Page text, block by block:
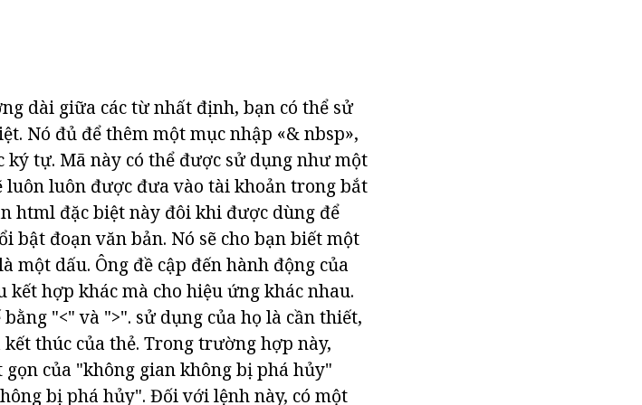
dài giữa các từ nhất định, bạn có thể sử
Nó đủ để thêm một mục nhập «& nbsp»,
ký tự. Mã này có thể được sử dụng như một
luôn luôn được đưa vào tài khoản trong bắt
html đặc biệt này đôi khi được dùng để
bật đoạn văn bản. Nó sẽ cho bạn biết một
một dấu. Ông đề cập đến hành động của
hợp khác mà cho hiệu ứng khác nhau.
"<" và ">". sử dụng của họ là cần thiết,
thúc của thẻ. Trong trường hợp này,
của "không gian không bị phá hủy"
bị phá hủy". Đối với lệnh này, có một